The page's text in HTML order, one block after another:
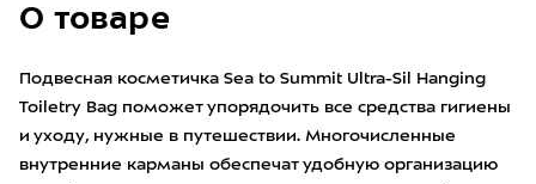
О товаре
Подвесная косметичка Sea to Summit Ultra-Sil Hanging
Toiletry Bag поможет упорядочить все средства гигиены
и уходу, нужные в путешествии. Многочисленные
внутренние карманы обеспечат удобную организацию